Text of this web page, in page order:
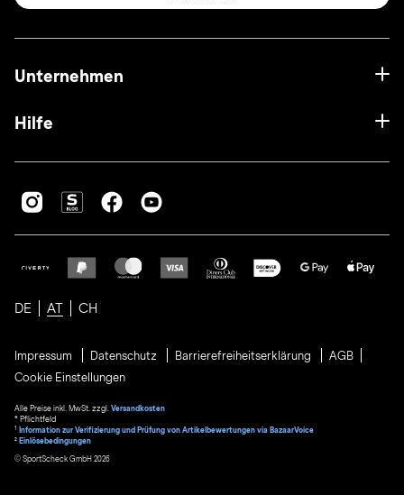
Unternehmen
Hilfe
DE AT CH
Impressum Datenschutz Barrierefreiheitserklärung
AGB
Cookie Einstellungen
Alle Preise inkl. MwSt. zzgl. Versandkosten
* Pflichtfeld
1
Information zur Verifizierung und Prüfung von Artikelbewertungen via BazaarVoice
² Einlösebedingungen
© SportScheck GmbH 2026